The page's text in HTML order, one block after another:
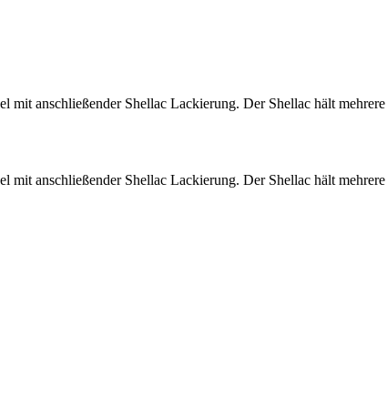
anschließender Shellac Lackierung. Der Shellac hält
anschließender Shellac Lackierung. Der Shellac hält